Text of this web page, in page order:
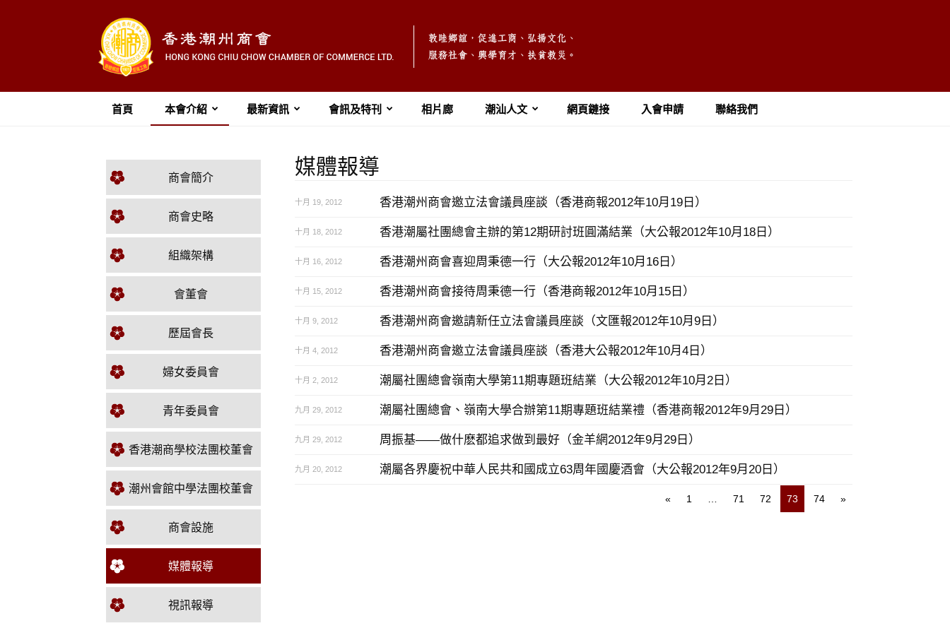
首頁 本會介紹 最新資訊 會訊及特刊 相片廊 潮汕人文 網頁鏈接 入會申請 聯絡我們
商會簡介
商會史略
組織架構
會董會
歷屆會長
婦女委員會
青年委員會
香港潮商學校法團校董會
潮州會館中學法團校董會
商會設施
媒體報導
視訊報導
媒體報導
十月 19, 2012 香港潮州商會邀立法會議員座談（香港商報2012年10月19日）
十月 18, 2012 香港潮屬社團總會主辦的第12期研討班圓滿結業（大公報2012年10月18日）
十月 16, 2012 香港潮州商會喜迎周秉德一行（大公報2012年10月16日）
十月 15, 2012 香港潮州商會接待周秉德一行（香港商報2012年10月15日）
十月 9, 2012 香港潮州商會邀請新任立法會議員座談（文匯報2012年10月9日）
十月 4, 2012 香港潮州商會邀立法會議員座談（香港大公報2012年10月4日）
十月 2, 2012 潮屬社團總會嶺南大學第11期專題班結業（大公報2012年10月2日）
九月 29, 2012 潮屬社團總會、嶺南大學合辦第11期專題班結業禮（香港商報2012年9月29日）
九月 29, 2012 周振基——做什麽都追求做到最好（金羊網2012年9月29日）
九月 20, 2012 潮屬各界慶祝中華人民共和國成立63周年國慶酒會（大公報2012年9月20日）
« 1 71 72 73 74 »